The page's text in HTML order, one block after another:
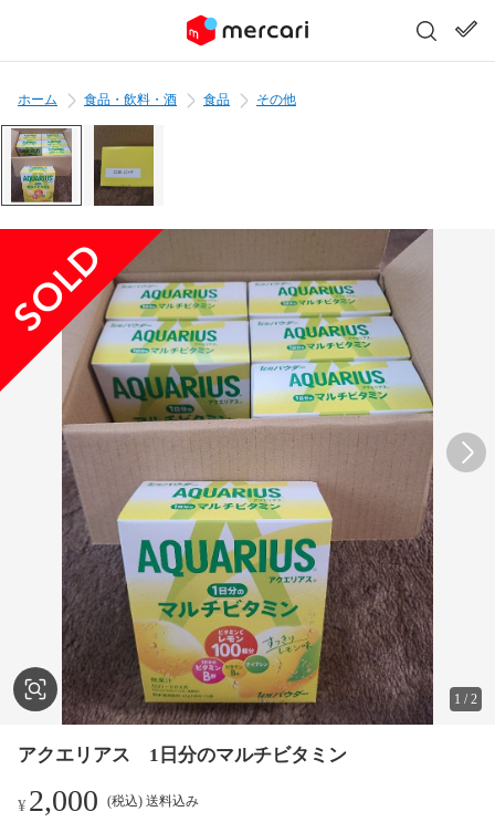
ホーム 食品・飲料・酒 食品 その他
1 /2
アクエリアス 1日分のマルチビタミン
¥2,000 (税込) 送料込み